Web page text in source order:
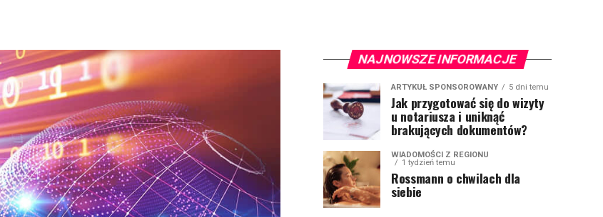
NAJNOWSZE INFORMACJE
ARTYKUŁ SPONSOROWANY 5 dni temu
Jak przygotować się do wizyty
u notariusza i uniknąć
brakujących dokumentów?
WIADOMOŚCI Z REGIONU
1 tydzień temu
Rossmann o chwilach dla
siebie